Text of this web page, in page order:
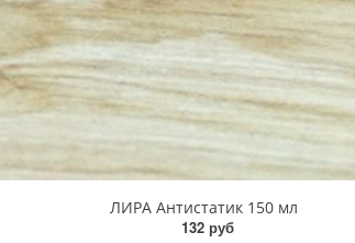
ЛИРА Антистатик 150 мл
132 руб